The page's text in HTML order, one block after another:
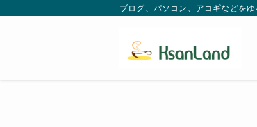
ブログ、パソコン、アコギなどを